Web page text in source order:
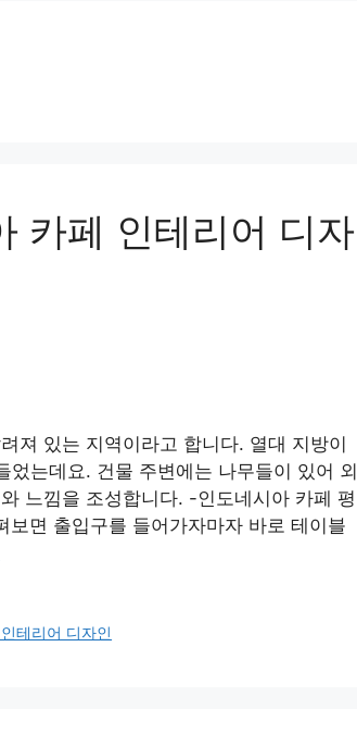
카페 인테리어 디자
져 있는 지역이라고 합니다. 열대 지방이
는데요. 건물 주변에는 나무들이 있어 외
느낌을 조성합니다. -인도네시아 카페 평
면 출입구를 들어가자마자 바로 테이블
테리어 디자인